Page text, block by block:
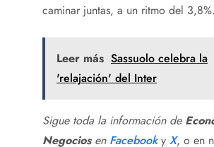
caminar juntas, a un ritmo del 3,8%.
Leer más Sassuolo celebra la
'relajación' del Inter
Sigue toda la información de
Negociosen Facebooky X, o en